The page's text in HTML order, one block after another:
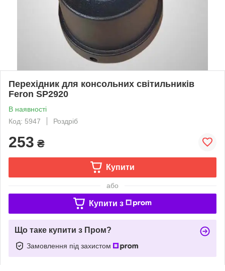
Перехідник для консольних світильників
Feron SP2920
В наявності
Код: 5947
Роздріб
253 ₴
Купити
або
Купити з
Що таке купити з Пром?
Замовлення під захистом